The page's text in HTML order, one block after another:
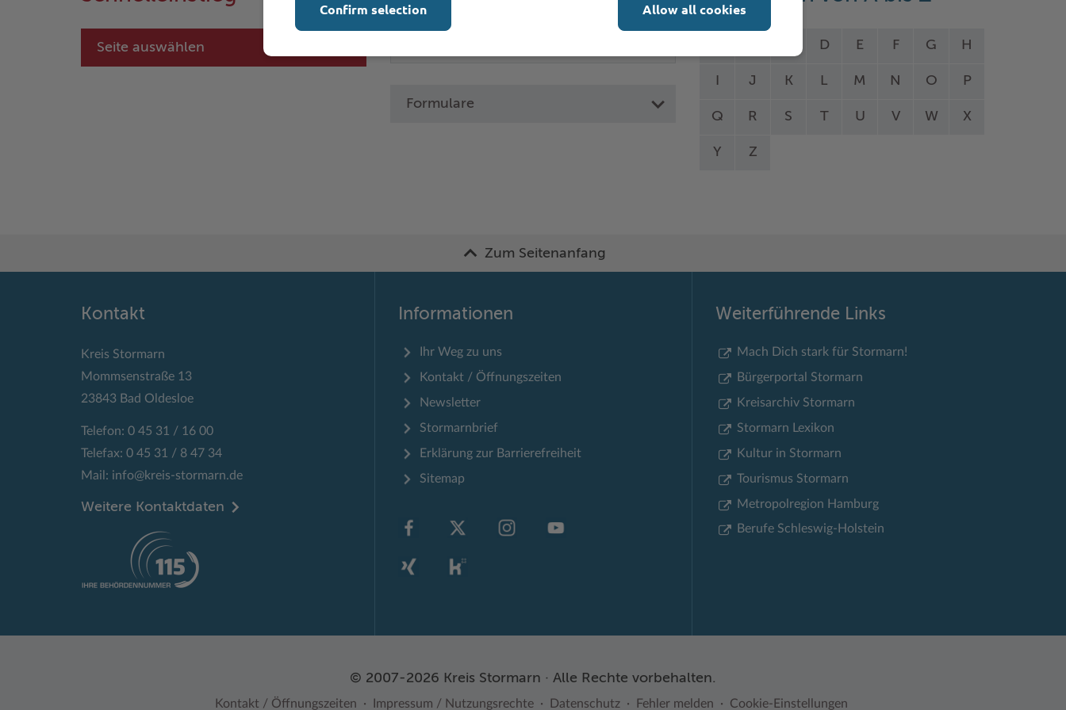
Seite auswählen
Formulare
D E F G H
J K L M N O P
Q R S T U V W X
Y Z
Zum Seitenanfang
Kontakt
Kreis Stormarn
Mommsenstraße 13
23843 Bad Oldesloe
Telefon: 0 45 31 / 16 00
Telefax: 0 45 31 / 8 47 34
Mail: info@kreis-stormarn.de
Weitere Kontaktdaten
Informationen
Ihr Weg zu uns
Kontakt / Öffnungszeiten
Newsletter
Stormarnbrief
Erklärung zur Barrierefreiheit
Sitemap
Weiterführende Links
Mach Dich stark für Stormarn!
Bürgerportal Stormarn
Kreisarchiv Stormarn
Stormarn Lexikon
Kultur in Stormarn
Tourismus Stormarn
Metropolregion Hamburg
Berufe Schleswig-Holstein
© 2007-2026 Kreis Stormarn · Alle Rechte vorbehalten.
Kontakt / Öffnungszeiten Impressum / Nutzungsrechte Datenschutz Fehler melden Cookie-Einstellungen
Allow all cookies
Confirm selection